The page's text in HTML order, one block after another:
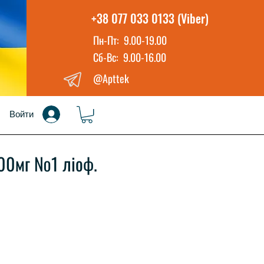
+38 077 033 0133 (Viber)
Пн-Пт: 9.00-19.00
Сб-Вс: 9.00-16.00
@Apttek
Войти
№1 ліоф.